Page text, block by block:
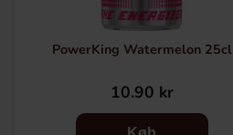
PowerKing Watermelon 25cl
10.90 kr